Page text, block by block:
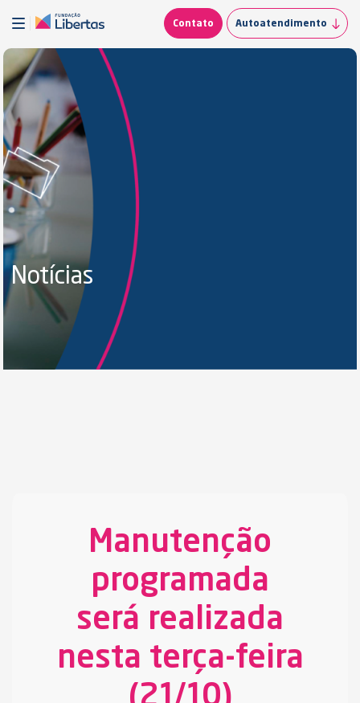
Contato Autoatendimento
Notícias
Manutenção
programada
será realizada
nesta terça-feira